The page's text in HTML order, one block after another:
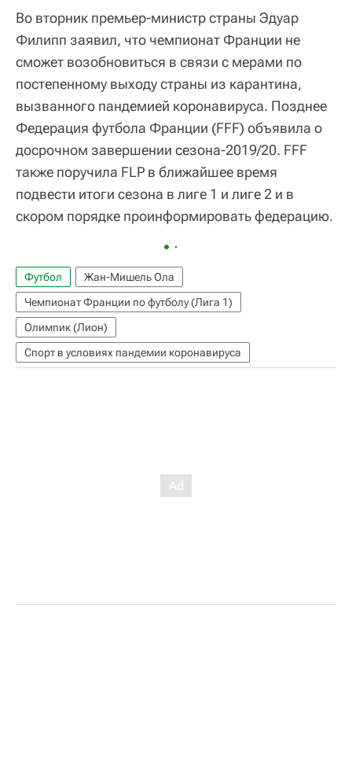
Во вторник премьер-министр страны Эдуар
Филипп заявил, что чемпионат Франции не
сможет возобновиться в связи с мерами по
постепенному выходу страны из карантина,
вызванного пандемией коронавируса. Позднее
Федерация футбола Франции (FFF) объявила о
досрочном завершении сезона-2019/20. FFF
также поручила FLP в ближайшее время
подвести итоги сезона в лиге 1 и лиге 2 и в
скором порядке проинформировать федерацию.
Футбол
Жан-Мишель Ола
Чемпионат Франции по футболу (Лига 1)
Олимпик (Лион)
Спорт в условиях пандемии коронавируса